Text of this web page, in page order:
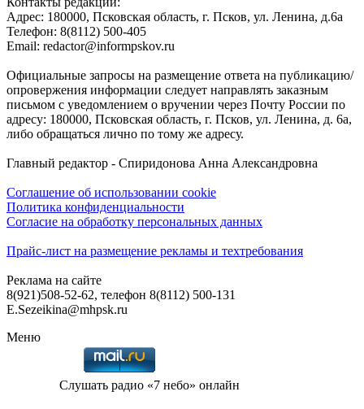
Адреc: 180000, Псковская область, г. Псков, ул. Ленина, д.6а
Телефон: 8(8112) 500-405
Email: redactor@informpskov.ru
Официальные запросы на размещение ответа на публикацию/
опровержения информации следует направлять заказным
письмом с уведомлением о вручении через Почту России по
адресу: 180000, Псковская область, г. Псков, ул. Ленина, д. 6а,
либо обращаться лично по тому же адресу.
Главный редактор - Спиридонова Анна Александровна
Соглашение об использовании cookie
Политика конфиденциальности
Согласие на обработку персональных данных
Прайс-лист на размещение рекламы и техтребования
Реклама на сайте
8(921)508-52-62, телефон 8(8112) 500-131
E.Sezeikina@mhpsk.ru
Меню
Слушать радио «7 небо» онлайн